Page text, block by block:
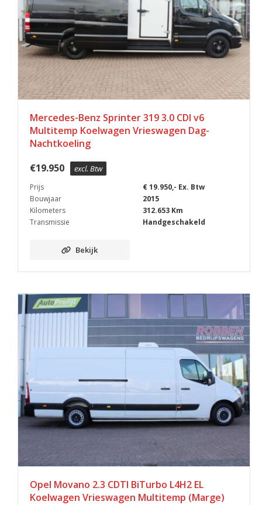
Mercedes-Benz Sprinter 319 3.0 CDI v6
Multitemp Koelwagen Vrieswagen Dag-
Nachtkoeling
€19.950 excl. Btw
Prijs
€ 19.950,- Ex. Btw
Bouwjaar
2015
Kilometers
312.653 Km
Transmissie
Handgeschakeld
Bekijk
Opel Movano 2.3 CDTI BiTurbo L4H2 EL
Koelwagen Vrieswagen Multitemp (Marge)